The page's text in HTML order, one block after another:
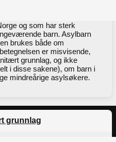
og som har sterk
barn. Asylbarn
brukes både om
er misvisende,
grunnlag, og ikke
i disse sakene), om barn i
mindreårige asylsøkere.
grunnlag